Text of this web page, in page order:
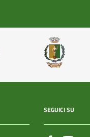
SEGUICI SU